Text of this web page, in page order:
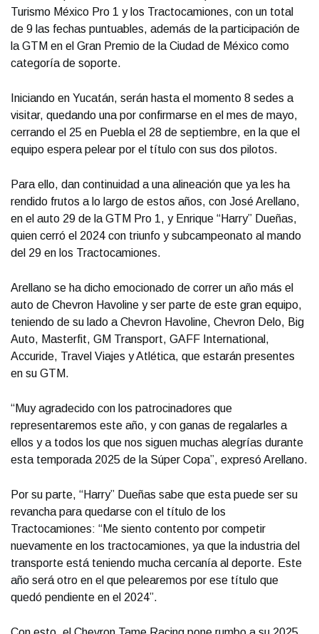
Turismo México Pro 1 y los Tractocamiones, con un total
de 9 las fechas puntuables, además de la participación de
la GTM en el Gran Premio de la Ciudad de México como
categoría de soporte.
Iniciando en Yucatán, serán hasta el momento 8 sedes a
visitar, quedando una por confirmarse en el mes de mayo,
cerrando el 25 en Puebla el 28 de septiembre, en la que el
equipo espera pelear por el título con sus dos pilotos.
Para ello, dan continuidad a una alineación que ya les ha
rendido frutos a lo largo de estos años, con José Arellano,
en el auto 29 de la GTM Pro 1, y Enrique “Harry” Dueñas,
quien cerró el 2024 con triunfo y subcampeonato al mando
del 29 en los Tractocamiones.
Arellano se ha dicho emocionado de correr un año más el
auto de Chevron Havoline y ser parte de este gran equipo,
teniendo de su lado a Chevron Havoline, Chevron Delo, Big
Auto, Masterfit, GM Transport, GAFF International,
Accuride, Travel Viajes y Atlética, que estarán presentes
en su GTM.
“Muy agradecido con los patrocinadores que
representaremos este año, y con ganas de regalarles a
ellos y a todos los que nos siguen muchas alegrías durante
esta temporada 2025 de la Súper Copa”, expresó Arellano.
Por su parte, “Harry” Dueñas sabe que esta puede ser su
revancha para quedarse con el título de los
Tractocamiones: “Me siento contento por competir
nuevamente en los tractocamiones, ya que la industria del
transporte está teniendo mucha cercanía al deporte. Este
año será otro en el que pelearemos por ese título que
quedó pendiente en el 2024”.